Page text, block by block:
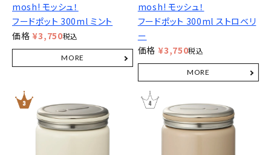
mosh! モッシュ！
フードポット 300ml ミント
価格 ¥3,750税込
mosh! モッシュ！
フードポット 300ml ストロベリ
ー
価格 ¥3,750税込